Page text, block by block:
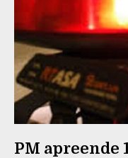
PM apreende